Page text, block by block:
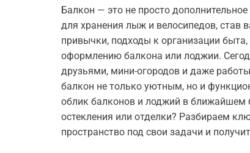
Балкон — это не просто
для хранения лыж и велосипедов, став
привычки, подходы к организации
оформлению балкона или лоджии.
друзьями, мини-огородов и даже
балкон не только уютным, но и
облик балконов и лоджий в ближайшем
остекления или отделки? Разбираем
пространство под свои задачи и